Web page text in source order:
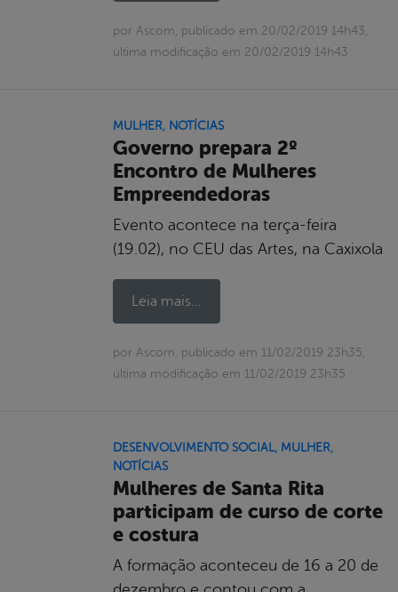
por Ascom, publicado em 20/02/2019 14h43,
última modificação em 20/02/2019 14h43
MULHER, NOTÍCIAS
Governo prepara 2º
Encontro de Mulheres
Empreendedoras
Evento acontece na terça-feira
(19.02), no CEU das Artes, na Caxixola
Leia mais...
por Ascom, publicado em 11/02/2019 23h35,
última modificação em 11/02/2019 23h35
DESENVOLVIMENTO SOCIAL, MULHER,
NOTÍCIAS
Mulheres de Santa Rita
participam de curso de corte
e costura
A formação aconteceu de 16 a 20 de